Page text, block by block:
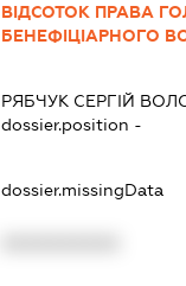
ВІДСОТОК ПРАВА
БЕНЕФІЦІАРНОГО
РЯБЧУК СЕРГІЙ
dossier.position -
dossier.missingData